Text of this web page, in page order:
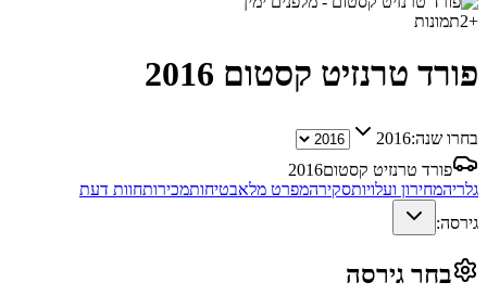
+
2תמונות
פורד טרנזיט קסטום 2016
בחרו שנה:2016
פורד טרנזיט קסטום2016
גלריהמחירון ועלויותסקירהמפרט מלאבטיחותמכירותחוות דעת
גירסה:
בחר גירסה